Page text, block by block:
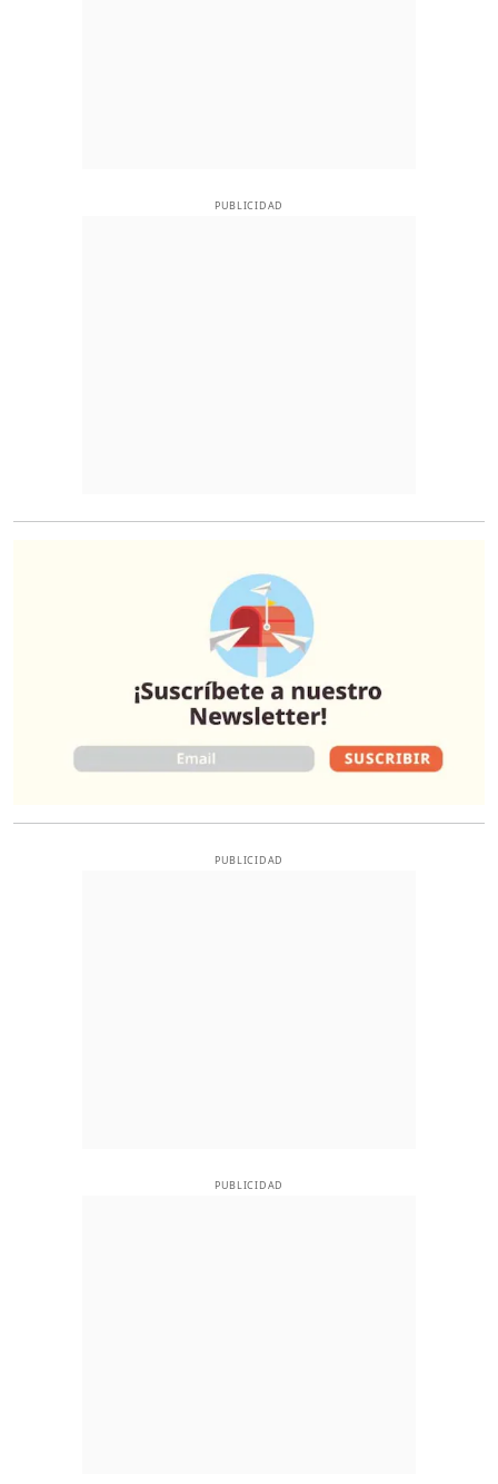
PUBLICIDAD
PUBLICIDAD
PUBLICIDAD